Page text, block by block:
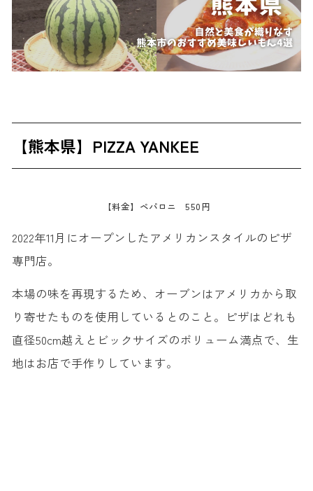
【熊本県】PIZZA YANKEE
【料金】ペパロニ 550円
2022年11月にオープンしたアメリカンスタイルのピザ
専門店。
本場の味を再現するため、オーブンはアメリカから取
り寄せたものを使用しているとのこと。ピザはどれも
直径50cm越えとビックサイズのボリューム満点で、生
地はお店で手作りしています。